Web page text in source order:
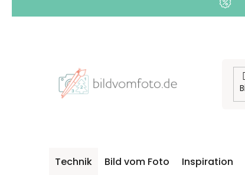
Technik Bild vom Foto Inspiration